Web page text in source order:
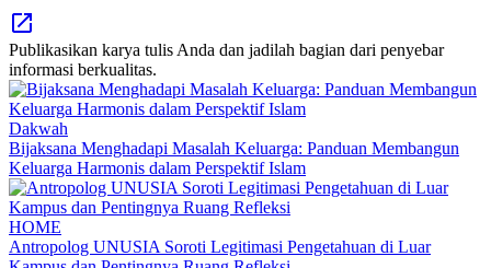
Publikasikan karya tulis Anda dan jadilah bagian dari penyebar
informasi berkualitas.
Dakwah
Bijaksana Menghadapi Masalah Keluarga: Panduan Membangun
Keluarga Harmonis dalam Perspektif Islam
HOME
Antropolog UNUSIA Soroti Legitimasi Pengetahuan di Luar